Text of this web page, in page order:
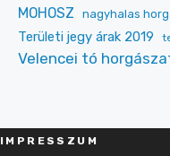
MOHOSZ nagyhalas
Területi jegy árak 2019
Velencei tó
IMPRESSZU M